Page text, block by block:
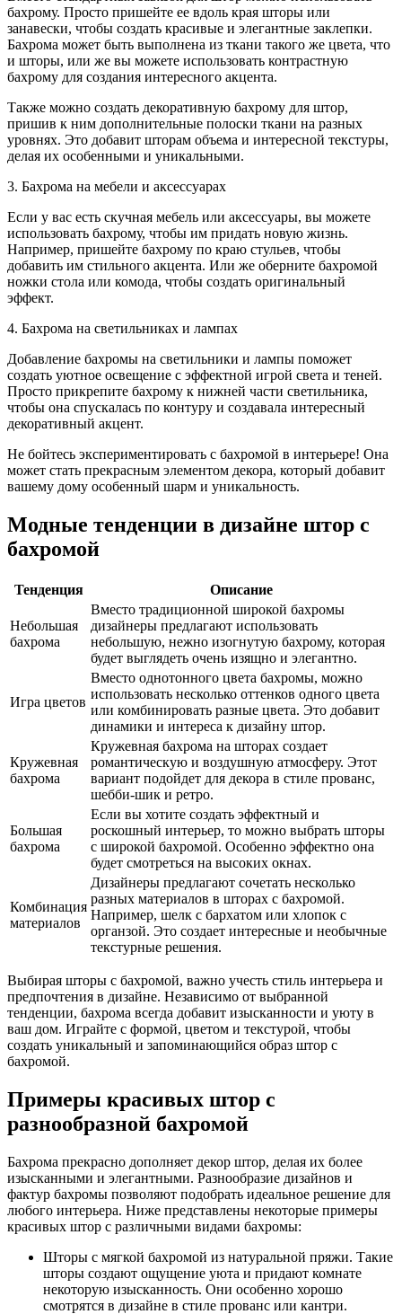
бахрому. Просто пришейте ее вдоль края шторы или
занавески, чтобы создать красивые и элегантные заклепки.
Бахрома может быть выполнена из ткани такого же цвета, что
и шторы, или же вы можете использовать контрастную
бахрому для создания интересного акцента.
Также можно создать декоративную бахрому для штор,
пришив к ним дополнительные полоски ткани на разных
уровнях. Это добавит шторам объема и интересной текстуры,
делая их особенными и уникальными.
3. Бахрома на мебели и аксессуарах
Если у вас есть скучная мебель или аксессуары, вы можете
использовать бахрому, чтобы им придать новую жизнь.
Например, пришейте бахрому по краю стульев, чтобы
добавить им стильного акцента. Или же оберните бахромой
ножки стола или комода, чтобы создать оригинальный
эффект.
4. Бахрома на светильниках и лампах
Добавление бахромы на светильники и лампы поможет
создать уютное освещение с эффектной игрой света и теней.
Просто прикрепите бахрому к нижней части светильника,
чтобы она спускалась по контуру и создавала интересный
декоративный акцент.
Не бойтесь экспериментировать с бахромой в интерьере! Она
может стать прекрасным элементом декора, который добавит
вашему дому особенный шарм и уникальность.
Модные тенденции в дизайне штор с
бахромой
Тенденция Описание
Небольшая
бахрома
Вместо традиционной широкой бахромы
дизайнеры предлагают использовать
небольшую, нежно изогнутую бахрому, которая
будет выглядеть очень изящно и элегантно.
Игра цветов
Вместо однотонного цвета бахромы, можно
использовать несколько оттенков одного цвета
или комбинировать разные цвета. Это добавит
динамики и интереса к дизайну штор.
Кружевная
бахрома
Кружевная бахрома на шторах создает
романтическую и воздушную атмосферу. Этот
вариант подойдет для декора в стиле прованс,
шебби-шик и ретро.
Большая
бахрома
Если вы хотите создать эффектный и
роскошный интерьер, то можно выбрать шторы
с широкой бахромой. Особенно эффектно она
будет смотреться на высоких окнах.
Комбинация
материалов
Дизайнеры предлагают сочетать несколько
разных материалов в шторах с бахромой.
Например, шелк с бархатом или хлопок с
органзой. Это создает интересные и необычные
текстурные решения.
Выбирая шторы с бахромой, важно учесть стиль интерьера и
предпочтения в дизайне. Независимо от выбранной
тенденции, бахрома всегда добавит изысканности и уюту в
ваш дом. Играйте с формой, цветом и текстурой, чтобы
создать уникальный и запоминающийся образ штор с
бахромой.
Примеры красивых штор с
разнообразной бахромой
Бахрома прекрасно дополняет декор штор, делая их более
изысканными и элегантными. Разнообразие дизайнов и
фактур бахромы позволяют подобрать идеальное решение для
любого интерьера. Ниже представлены некоторые примеры
красивых штор с различными видами бахромы:
Шторы с мягкой бахромой из натуральной пряжи. Такие
шторы создают ощущение уюта и придают комнате
некоторую изысканность. Они особенно хорошо
смотрятся в дизайне в стиле прованс или кантри.